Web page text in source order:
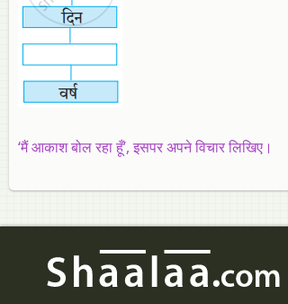
‘मैं आकाश बोल रहा हूँ’, इसपर अपने विचार लिखिए।